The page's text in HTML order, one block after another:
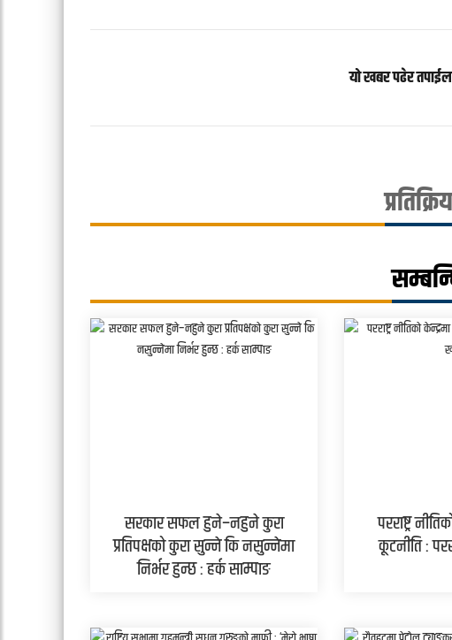
यो खबर पढेर
सरकार सफल हुने–नहुने कुरा
प्रतिपक्षको कुरा सुन्ने कि नसुन्नेमा
निर्भर हुन्छ : हर्क साम्पाङ
परराष्ट्र
कूटनीति :